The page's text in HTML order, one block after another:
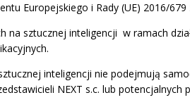
Europejskiego i Rady (UE) 2016/679
na sztucznej inteligencji w ramach
inteligencji nie podejmują
NEXT s.c. lub potencjalnych